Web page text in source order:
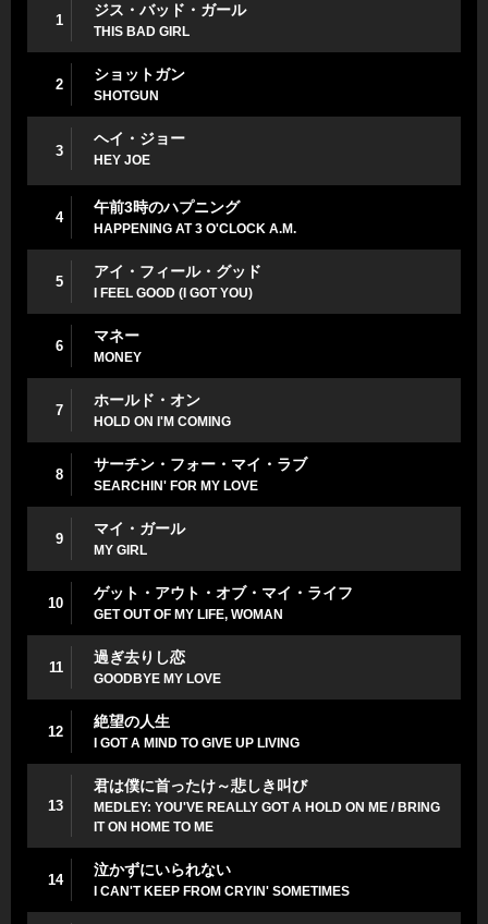
1
ジス・バッド・ガール
THIS BAD GIRL
2
ショットガン
SHOTGUN
3
ヘイ・ジョー
HEY JOE
4
午前3時のハプニング
HAPPENING AT 3 O'CLOCK A.M.
5
アイ・フィール・グッド
I FEEL GOOD (I GOT YOU)
6
マネー
MONEY
7
ホールド・オン
HOLD ON I'M COMING
8
サーチン・フォー・マイ・ラブ
SEARCHIN' FOR MY LOVE
9
マイ・ガール
MY GIRL
10
ゲット・アウト・オブ・マイ・ライフ
GET OUT OF MY LIFE, WOMAN
11
過ぎ去りし恋
GOODBYE MY LOVE
12
絶望の人生
I GOT A MIND TO GIVE UP LIVING
13
君は僕に首ったけ～悲しき叫び
MEDLEY: YOU'VE REALLY GOT A HOLD ON ME / BRING
IT ON HOME TO ME
14
泣かずにいられない
I CAN'T KEEP FROM CRYIN' SOMETIMES